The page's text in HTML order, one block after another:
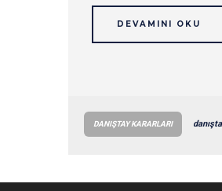
DEVAMINI OKU
DANIŞTAY KARARLARI